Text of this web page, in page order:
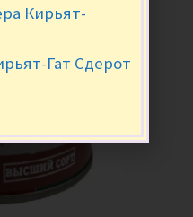
Кирьят-
Гат Сдерот